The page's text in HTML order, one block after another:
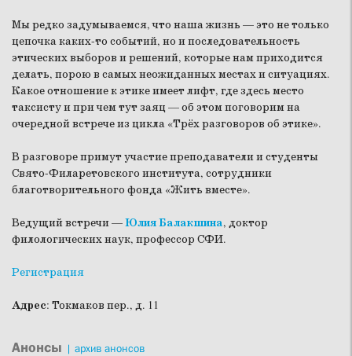
Мы редко задумываемся, что наша жизнь — это не только
цепочка каких-то событий, но и последовательность
этических выборов и решений, которые нам приходится
делать, порою в самых неожиданных местах и ситуациях.
Какое отношение к этике имеет лифт, где здесь место
таксисту и при чем тут заяц — об этом поговорим на
очередной встрече из цикла «Трёх разговоров об этике».
В разговоре примут участие преподаватели и студенты
Свято-Филаретовского института, сотрудники
благотворительного фонда «Жить вместе».
Ведущий встречи —Юлия Балакшина, доктор
филологических наук, профессор СФИ.
Регистрация
Адрес: Токмаков пер., д. 11
Анонсы | архив анонсов